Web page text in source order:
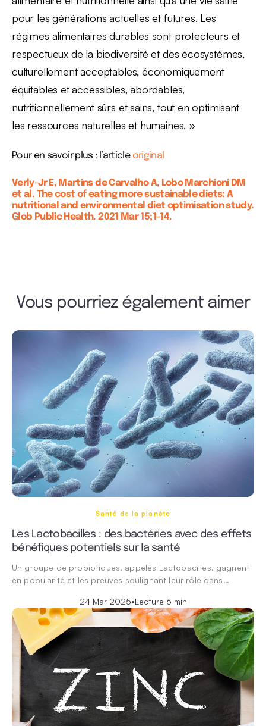
pour les générations actuelles et futures. Les
régimes alimentaires durables sont protecteurs et
respectueux de la biodiversité et des écosystèmes,
culturellement acceptables, économiquement
équitables et accessibles, abordables,
nutritionnellement sûrs et sains, tout en optimisant
les ressources naturelles et humaines. »
Pour en savoir plus : l’article original
Verly-Jr E, Martins de Carvalho A, Lobo Marchioni DM
et al. The cost of eating more sustainable diets: A
nutritional and environmental diet optimisation study.
Glob Public Health. 2021 Mar 15;1-14.
Vous pourriez également aimer
Santé de la planète
Les Lactobacilles : des bactéries avec des effets
bénéfiques potentiels sur la santé
Un groupe de probiotiques, appelés Lactobacilles, gagnent
en popularité et les preuves soulignant leur rôle dans…
24 Mar 2025•Lecture 6 min